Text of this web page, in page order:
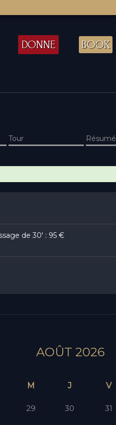
DONNE BOOK
Tour Résumé
de 30' : 95 €
AOÛT 2026
M J V
29 30 31